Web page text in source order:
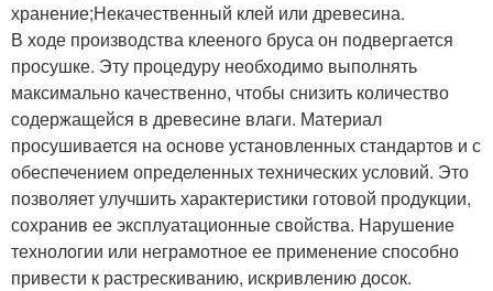
хранение;Некачественный клей или древесина.
В ходе производства клееного бруса он подвергается
просушке. Эту процедуру необходимо выполнять
максимально качественно, чтобы снизить количество
содержащейся в древесине влаги. Материал
просушивается на основе установленных стандартов и с
обеспечением определенных технических условий. Это
позволяет улучшить характеристики готовой продукции,
сохранив ее эксплуатационные свойства. Нарушение
технологии или неграмотное ее применение способно
привести к растрескиванию, искривлению досок.